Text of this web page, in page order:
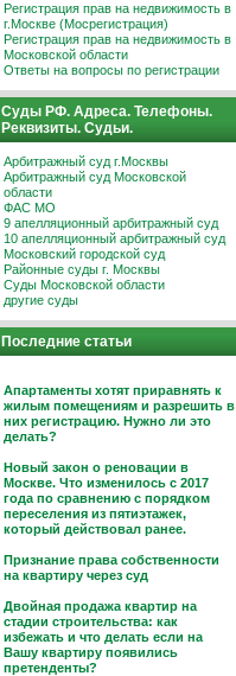
Регистрация прав на недвижимость в
г.Москве (Мосрегистрация)
Регистрация прав на недвижимость в
Московской области
Ответы на вопросы по регистрации
Суды РФ. Адреса. Телефоны.
Реквизиты. Судьи.
Арбитражный суд г.Москвы
Арбитражный суд Московской
области
ФАС МО
9 апелляционный арбитражный суд
10 апелляционный арбитражный суд
Московский городской суд
Районные суды г. Москвы
Суды Московской области
другие суды
Последние статьи
Апартаменты хотят приравнять к
жилым помещениям и разрешить в
них регистрацию. Нужно ли это
делать?
Новый закон о реновации в
Москве. Что изменилось с 2017
года по сравнению с порядком
переселения из пятиэтажек,
который действовал ранее.
Признание права собственности
на квартиру через суд
Двойная продажа квартир на
стадии строительства: как
избежать и что делать если на
Вашу квартиру появились
претенденты?